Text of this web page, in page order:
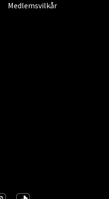
Medlemsvilkår
Steinkjer